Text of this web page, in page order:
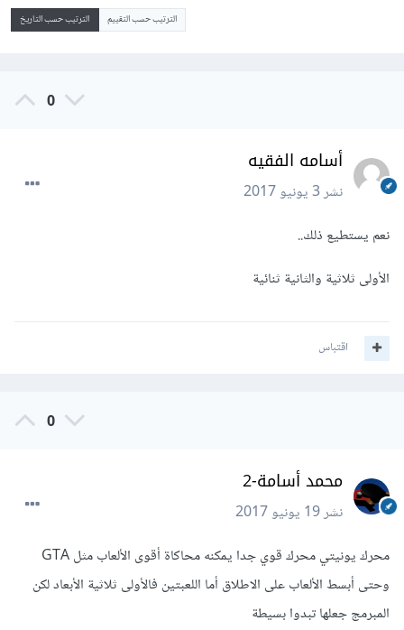
الترتيب حسب التقييم الترتيب حسب التاريخ
0
أسامه الفقيه
نشر3 يونيو 2017
نعم يستطيع ذلك..
الأولى ثلاثية والثانية ثنائية
اقتباس
0
محمد أسامة-2
نشر19 يونيو 2017
محرك يونيتي محرك قوي جدا يمكنه محاكاة أقوى الألعاب مثل GTA
وحتى أبسط الألعاب على الاطلاق أما اللعبتين فالأولى ثلاثية الأبعاد لكن
المبرمج جعلها تبدوا بسيطة